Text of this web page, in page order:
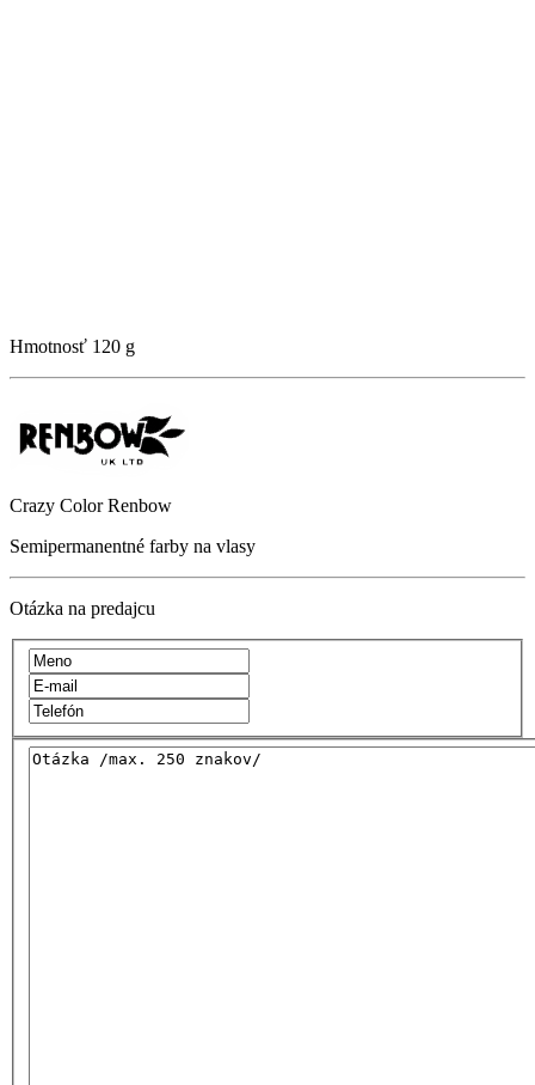
Hmotnosť 120 g
Crazy Color Renbow
Semipermanentné farby na vlasy
Otázka na predajcu